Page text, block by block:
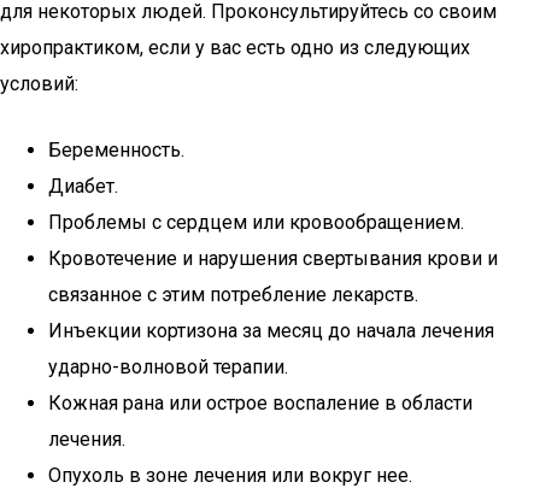
для некоторых людей. Проконсультируйтесь со своим
хиропрактиком, если у вас есть одно из следующих
условий:
Беременность.
Диабет.
Проблемы с сердцем или кровообращением.
Кровотечение и нарушения свертывания крови и
связанное с этим потребление лекарств.
Инъекции кортизона за месяц до начала лечения
ударно-волновой терапии.
Кожная рана или острое воспаление в области
лечения.
Опухоль в зоне лечения или вокруг нее.